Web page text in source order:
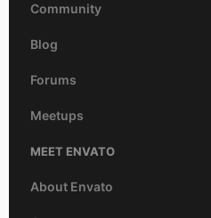
Community
Blog
Forums
Meetups
MEET ENVATO
About Envato